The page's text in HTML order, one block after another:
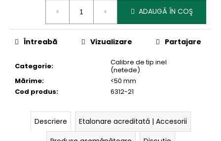
ADAUGĂ ÎN COŞ
Categorie:
Calibre de tip inel
(netede)
Mărime:
<50 mm
Cod produs: 6312-21
Întreabă Vizualizare Partajare
Descriere
Etalonare acreditată | Accesorii